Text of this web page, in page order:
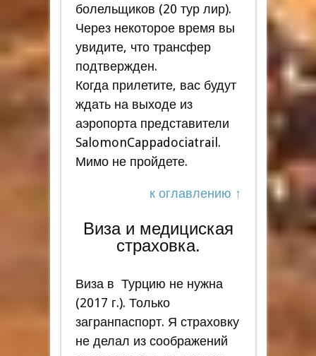
болельщиков (20 тур лир).
Через некоторое время вы
увидите, что трансфер
подтвержден.
Когда прилетите, вас будут
ждать на выходе из
аэропорта представители
SalomonCappadociatrail.
Мимо не пройдете.
к оглавлению ↑
Виза и медициская
страховка.
Виза в Турцию не нужна
(2017 г.). Только
загранпаспорт. Я страховку
не делал из соображений